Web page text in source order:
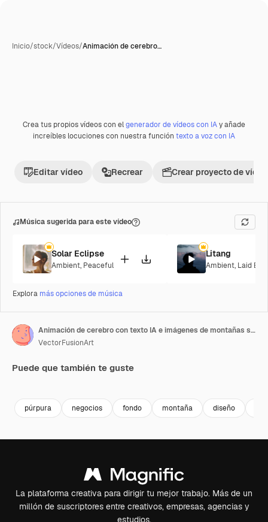
Inicio/stock/Vídeos/Animación de cerebro…
PremiumGenerada con IA
Crea tus propios vídeos con elgenerador de vídeos con IAy añade
increíbles locuciones con nuestra función texto a voz con IA
Editar vídeo Recrear Crear proyecto de vídeo
Música sugerida para este vídeo
Solar Eclipse
Ambient, Peaceful
Litang
Ambient, Laid
Explora más opciones de música
Animación de cerebro con texto IA e imágenes de montañas sobre fondo morado.
VectorFusionArt
Puede que también te guste
púrpura negocios fondo montaña diseño
La plataforma creativa para dirigir tu mejor trabajo. Más de un
millón de suscriptores entre creativos, empresas, agencias y
estudios.